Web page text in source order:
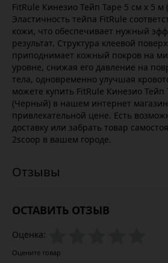
FitRule Кинезио Тейп Tape 5 cм х 5
Эластичность тейпа FitRule
кожи, что обеспечивает нужный
результат. Структура клеевой
приподнимает кожный покров на
уровне, снижая его давление на
тела, одновременно улучшая
можете купить FitRule Кинезио Тейп
(Черный) в нашем интернет
привлекательной цене. Есть
доставку или забрать товар
2scoop в вашем городе.
ОСТАВИТЬ ОТЗЫВ
Оценка:
Оцените товар